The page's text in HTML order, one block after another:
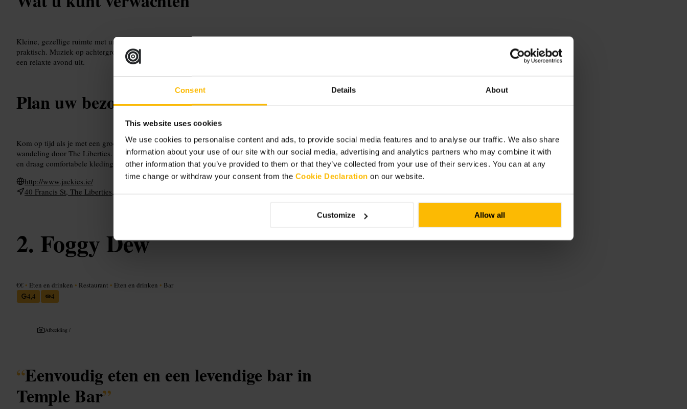
Consent Details About
This website uses cookies
We use cookies to personalise content and ads, to provide social media features and to analyse our traffic. We also share
information about your use of our site with our social media, advertising and analytics partners who may combine it with
other information that you’ve provided to them or that they’ve collected from your use of their services. You can at any
time change or withdraw your consent from the Cookie Declaration on our website.
Customize Allow all
Kleine, gezellige ruimte met uiteenlopend publiek: locals en bezoekers. Service is vriendelijk en
praktisch. Muziek op achtergrondvolume, zitplaatsen aan de bar en enkele tafels. Geen poespas, wel
een relaxte avond uit.
Plan uw bezoek
Kom op tijd als je met een groep bent, drukte neemt ’s avonds toe. Combineer een bezoek met een
wandeling door The Liberties. Handig voor solo-reizigers, koppels en kleine groepen. Neem je ID mee
en draag comfortabele kleding.
http://www.jackies.ie/
40 Francis St, The Liberties, Dublin 8, D08 W208, Ierland
Foggy Dew
€€ • Eten en drinken • Restaurant • Eten en drinken • Bar
4,4
4
Afbeelding /
“Eenvoudig eten en een levendige bar in
Temple Bar”